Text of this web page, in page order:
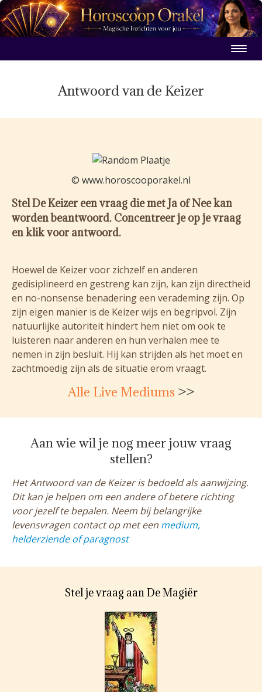
Antwoord van de Keizer
© www.horoscooporakel.nl
Stel De Keizer een vraag die met Ja of Nee kan
worden beantwoord. Concentreer je op je vraag
en klik voor antwoord.
Hoewel de Keizer voor zichzelf en anderen
gedisiplineerd en gestreng kan zijn, kan zijn directheid
en no-nonsense benadering een verademing zijn. Op
zijn eigen manier is de Keizer wijs en begripvol. Zijn
natuurlijke autoriteit hindert hem niet om ook te
luisteren naar anderen en hun verhalen mee te
nemen in zijn besluit. Hij kan strijden als het moet en
zachtmoedig zijn als de situatie erom vraagt.
Alle Live Mediums >>
Aan wie wil je nog meer jouw vraag
stellen?
Het Antwoord van de Keizer is bedoeld als aanwijzing.
Dit kan je helpen om een andere of betere richting
voor jezelf te bepalen. Neem bij belangrijke
levensvragen contact op met een medium,
helderziende of paragnost
Stel je vraag aan De Magiër